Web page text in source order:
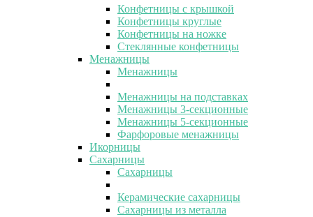
Конфетницы с крышкой
Конфетницы круглые
Конфетницы на ножке
Стеклянные конфетницы
Менажницы
Менажницы
Менажницы на подставках
Менажницы 3-секционные
Менажницы 5-секционные
Фарфоровые менажницы
Икорницы
Сахарницы
Сахарницы
Керамические сахарницы
Сахарницы из металла